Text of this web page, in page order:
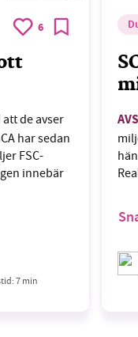
6
att de avser
har sedan
FSC-
innebär
7 min